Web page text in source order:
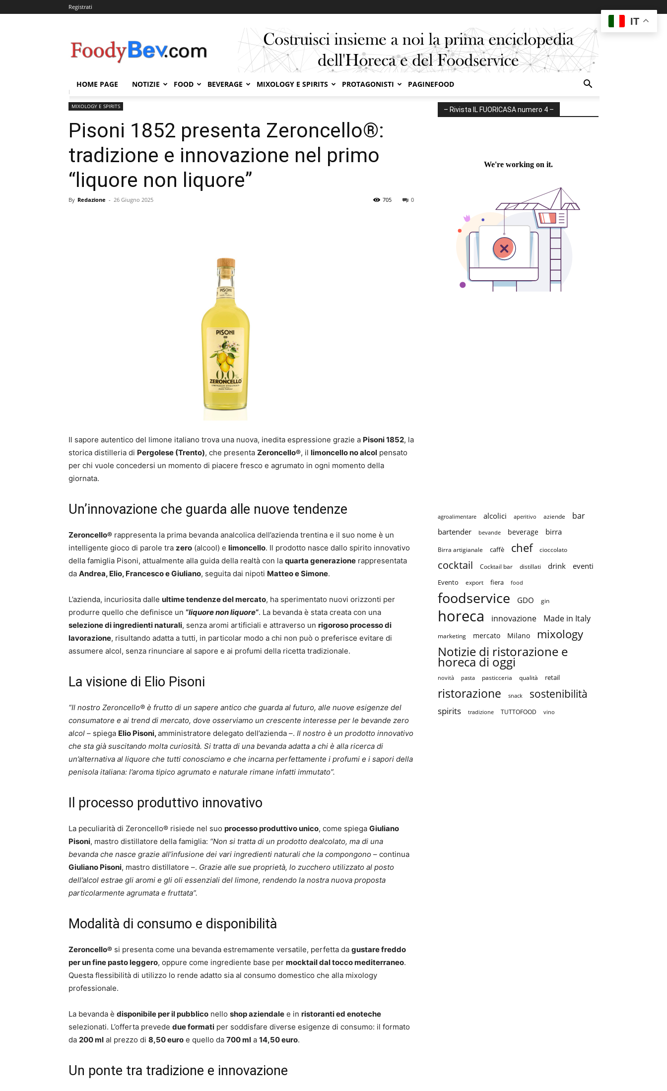
Registrati
HOME PAGE NOTIZIE FOOD BEVERAGE MIXOLOGY E SPIRITS PROTAGONISTI PAGINEFOOD
Home
MIXOLOGY E SPIRITS
Pisoni 1852 presenta Zeroncello®:
tradizione e innovazione nel primo
“liquore non liquore”
By Redazione - 26 Giugno 2025 0
705
Il sapore autentico del limone italiano trova una nuova, inedita espressione grazie a Pisoni 1852, la
storica distilleria di Pergolese (Trento), che presenta Zeroncello®, il limoncello no alcol pensato
per chi vuole concedersi un momento di piacere fresco e agrumato in ogni momento della
giornata.
Un’innovazione che guarda alle nuove tendenze
Zeroncello® rappresenta la prima bevanda analcolica dell’azienda trentina e il suo nome è un
intelligente gioco di parole tra zero (alcool) e limoncello. Il prodotto nasce dallo spirito innovativo
della famiglia Pisoni, attualmente alla guida della realtà con la quarta generazione rappresentata
da Andrea, Elio, Francesco e Giuliano, seguita dai nipoti Matteo e Simone.
L’azienda, incuriosita dalle ultime tendenze del mercato, ha sperimentato nuovi orizzonti per
produrre quello che definisce un “liquore non liquore“. La bevanda è stata creata con una
selezione di ingredienti naturali, senza aromi artificiali e attraverso un rigoroso processo di
lavorazione, risultando adatta a tutti, in particolar modo a chi non può o preferisce evitare di
assumere alcol, senza rinunciare al sapore e ai profumi della ricetta tradizionale.
La visione di Elio Pisoni
“Il nostro Zeroncello® è frutto di un sapere antico che guarda al futuro, alle nuove esigenze del
consumatore e ai trend di mercato, dove osserviamo un crescente interesse per le bevande zero
alcol – spiega Elio Pisoni,amministratore delegato dell’azienda –. Il nostro è un prodotto innovativo
che sta già suscitando molta curiosità. Si tratta di una bevanda adatta a chi è alla ricerca di
un’alternativa al liquore che tutti conosciamo e che incarna perfettamente i profumi e i sapori della
penisola italiana: l’aroma tipico agrumato e naturale rimane infatti immutato”.
Il processo produttivo innovativo
La peculiarità di Zeroncello® risiede nel suo processo produttivo unico, come spiega Giuliano
Pisoni, mastro distillatore della famiglia: “Non si tratta di un prodotto dealcolato, ma di una
bevanda che nasce grazie all’infusione dei vari ingredienti naturali che la compongono – continua
Giuliano Pisoni, mastro distillatore –. Grazie alle sue proprietà, lo zucchero utilizzato al posto
dell’alcol estrae gli aromi e gli oli essenziali del limone, rendendo la nostra nuova proposta
particolarmente agrumata e fruttata”.
Modalità di consumo e disponibilità
Zeroncello® si presenta come una bevanda estremamente versatile, perfetta da gustare freddo
per un fine pasto leggero, oppure come ingrediente base per mocktail dal tocco mediterraneo.
Questa flessibilità di utilizzo lo rende adatto sia al consumo domestico che alla mixology
professionale.
La bevanda è disponibile per il pubblico nello shop aziendale e in ristoranti ed enoteche
selezionati. L’offerta prevede due formati per soddisfare diverse esigenze di consumo: il formato
da 200 ml al prezzo di 8,50 euro e quello da 700 ml a 14,50 euro.
Un ponte tra tradizione e innovazione
– Rivista IL FUORICASA numero 4 –
agroalimentare alcolici aperitivo aziende bar
bartender bevande beverage birra
Birra artigianale caffè chef cioccolato
cocktail Cocktail bar distillati drink eventi
Evento export fiera food
foodservice GDO gin
horeca innovazione Made in Italy
marketing mercato Milano mixology
Notizie di ristorazione e
horeca di oggi
novità pasta pasticceria qualità retail
ristorazione snack sostenibilità
spirits tradizione TUTTOFOOD vino
IT